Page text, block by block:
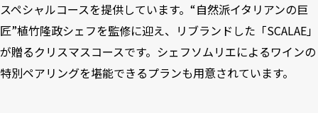
スペシャルコースを提供しています。“自然派イタリアンの巨
匠”植竹隆政シェフを監修に迎え、リブランドした「SCALAE」
が贈るクリスマスコースです。シェフソムリエによるワインの
特別ペアリングを堪能できるプランも用意されています。